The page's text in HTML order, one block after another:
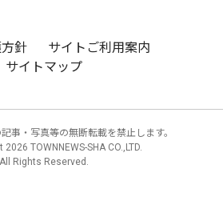
針
サイトご利用案内
サイトマップ
事・写真等の無断転載を禁止します。
2026 TOWNNEWS-SHA CO.,LTD.
All Rights Reserved.